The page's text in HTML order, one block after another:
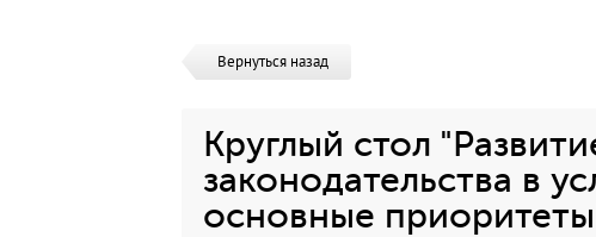
Вернуться назад
Круглый стол
законодательства в
основные